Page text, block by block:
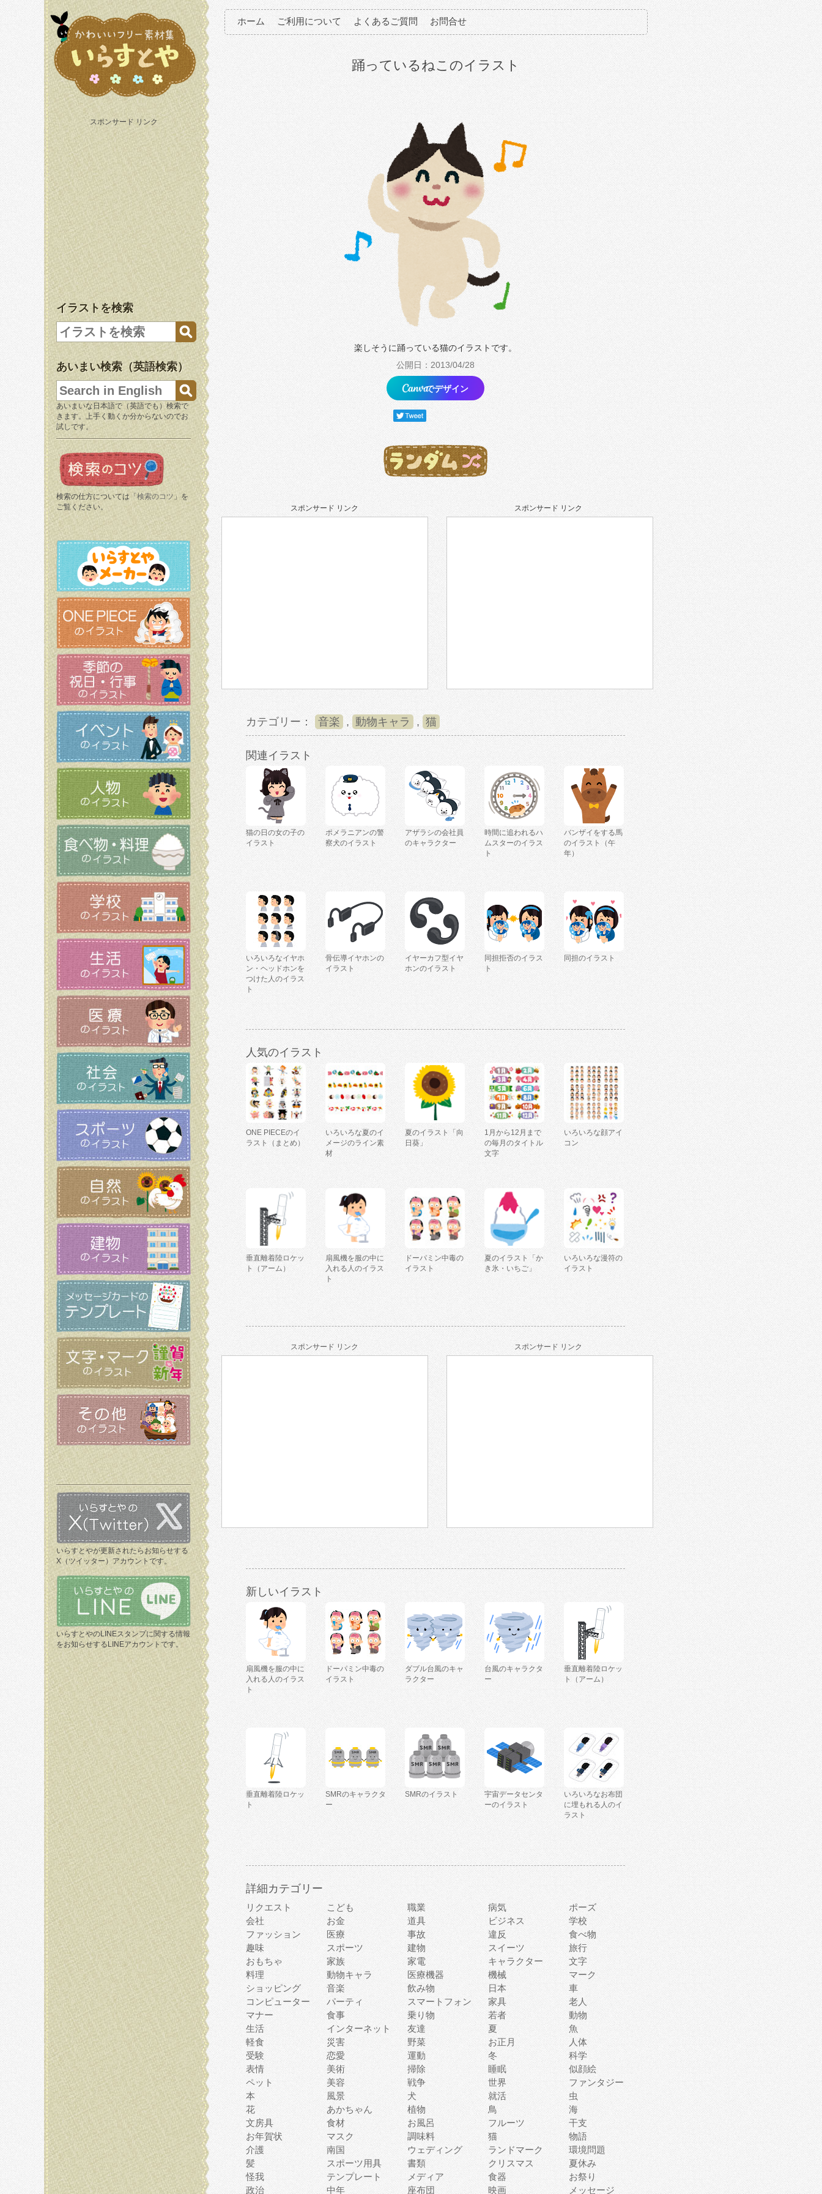
スポンサード リンク
イラストを検索
あいまい検索（英語検索）
あいまいな日本語で（英語でも）検索で
きます。上手く動くか分からないのでお
試しです。
検索の仕方については「 検索のコツ 」を
ご覧ください。
いらすとやが更新されたらお知らせする
X（ツイッター）アカウントです。
いらすとやのLINEスタンプに関する情報
をお知らせするLINEアカウントです。
ホーム ご利用について よくあるご質問 お問合せ
踊っているねこのイラスト
楽しそうに踊っている猫のイラストです。
公開日：2013/04/28
でデザイン
スポンサード リンク スポンサード リンク
カテゴリー： 音楽 , 動物キャラ , 猫
関連イラスト
猫の日の女の子の
イラスト
ポメラニアンの警
察犬のイラスト
アザラシの会社員
のキャラクター
時間に追われるハ
ムスターのイラス
ト
バンザイをする馬
のイラスト（午
年）
いろいろなイヤホ
ン・ヘッドホンを
つけた人のイラス
ト
骨伝導イヤホンの
イラスト
イヤーカフ型イヤ
ホンのイラスト
同担拒否のイラス
ト
同担のイラスト
人気のイラスト
ONE PIECEのイ
ラスト（まとめ）
いろいろな夏のイ
メージのライン素
材
夏のイラスト「向
日葵」
1月から12月まで
の毎月のタイトル
文字
いろいろな顔アイ
コン
垂直離着陸ロケッ
ト（アーム）
扇風機を服の中に
入れる人のイラス
ト
ドーパミン中毒の
イラスト
夏のイラスト「か
き氷・いちご」
いろいろな漫符の
イラスト
スポンサード リンク スポンサード リンク
新しいイラスト
扇風機を服の中に
入れる人のイラス
ト
ドーパミン中毒の
イラスト
ダブル台風のキャ
ラクター
台風のキャラクタ
ー
垂直離着陸ロケッ
ト（アーム）
垂直離着陸ロケッ
ト
SMRのキャラクタ
ー
SMRのイラスト
宇宙データセンタ
ーのイラスト
いろいろなお布団
に埋もれる人のイ
ラスト
詳細カテゴリー
リクエスト こども 職業 病気
ポーズ
会社
お金 道具 ビジネス
学校
ファッション
医療 事故 違反
食べ物
趣味
スポーツ 建物 スイーツ
旅行
おもちゃ
家族 家電 キャラクター
文字
料理
動物キャラ 医療機器 機械
マーク
ショッピング
音楽 飲み物 日本
車
コンピューター
パーティ スマートフォン 家具
老人
マナー
食事 乗り物 若者
動物
生活
インターネット 友達 夏
魚
軽食
災害 野菜 お正月
人体
受験
恋愛 運動 冬
科学
表情
美術 掃除 睡眠
似顔絵
ペット
美容 戦争 世界
ファンタジー
本
風景 犬 就活
虫
花
あかちゃん 植物 鳥
海
文房具
食材 お風呂 フルーツ
干支
お年賀状
マスク 調味料 猫
物語
介護
南国 ウェディング ランドマーク
環境問題
髪
スポーツ用具 書類 クリスマス
夏休み
怪我
テンプレート メディア 食器
お祭り
政治
中年 座布団 映画 メッセージ